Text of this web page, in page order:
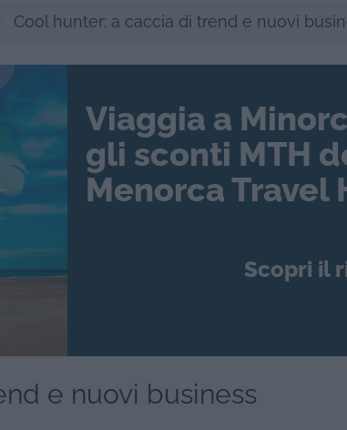
Cool hunter: a caccia di trend e nuovi
Viaggia a
gli sconti MTH
Menorca Travel
Scopri il
e nuovi business